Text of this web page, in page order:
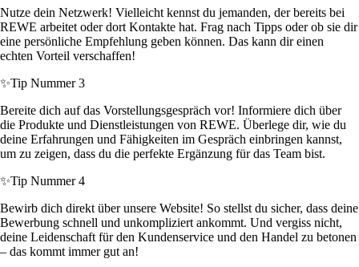
Nutze dein Netzwerk! Vielleicht kennst du jemanden, der bereits bei
REWE arbeitet oder dort Kontakte hat. Frag nach Tipps oder ob sie dir
eine persönliche Empfehlung geben können. Das kann dir einen
echten Vorteil verschaffen!
✨Tip Nummer 3
Bereite dich auf das Vorstellungsgespräch vor! Informiere dich über
die Produkte und Dienstleistungen von REWE. Überlege dir, wie du
deine Erfahrungen und Fähigkeiten im Gespräch einbringen kannst,
um zu zeigen, dass du die perfekte Ergänzung für das Team bist.
✨Tip Nummer 4
Bewirb dich direkt über unsere Website! So stellst du sicher, dass deine
Bewerbung schnell und unkompliziert ankommt. Und vergiss nicht,
deine Leidenschaft für den Kundenservice und den Handel zu betonen
– das kommt immer gut an!